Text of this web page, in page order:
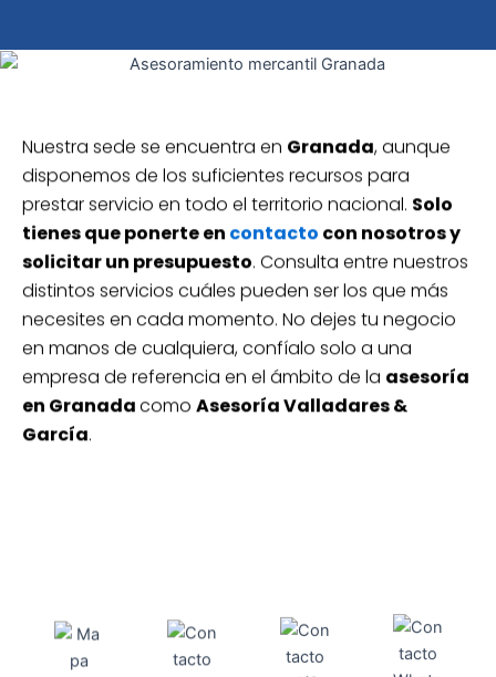
Nuestra sede se encuentra en Granada, aunque
disponemos de los suficientes recursos para
prestar servicio en todo el territorio nacional. Solo
tienes que ponerte en contacto con nosotros y
solicitar un presupuesto. Consulta entre nuestros
distintos servicios cuáles pueden ser los que más
necesites en cada momento. No dejes tu negocio
en manos de cualquiera, confíalo solo a una
empresa de referencia en el ámbito de la asesoría
en Granadacomo Asesoría Valladares &
García.